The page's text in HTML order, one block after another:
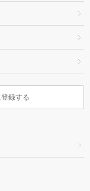
録する